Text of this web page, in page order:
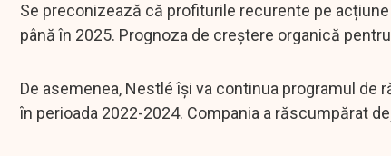
Se preconizează că profiturile recurente pe
până în 2025. Prognoza de creștere organică
De asemenea, Nestlé își va continua programul
în perioada 2022-2024. Compania a răscumpărat